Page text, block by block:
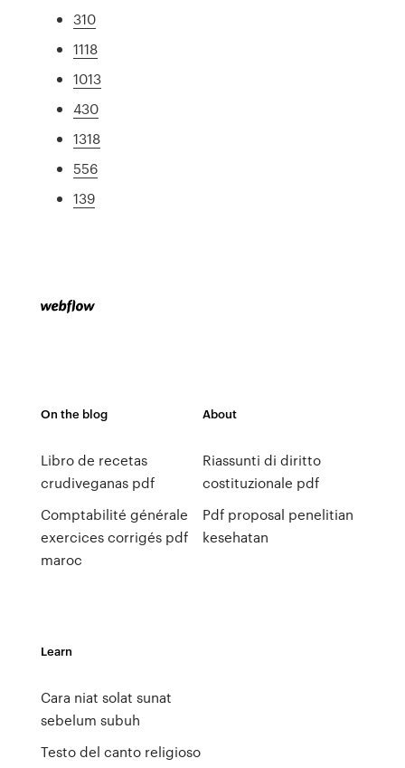
310
1118
1013
430
1318
556
139
On the blog
Libro de recetas
crudiveganas pdf
Comptabilité générale
exercices corrigés pdf
maroc
About
Riassunti di diritto
costituzionale pdf
Pdf proposal penelitian
kesehatan
Learn
Cara niat solat sunat
sebelum subuh
Testo del canto religioso